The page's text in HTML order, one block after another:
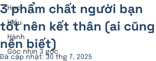
Học
Hiểu
Hành
Góc nhìn 3 gốc
3 phẩm chất người bạn
tốt nên kết thân (ai cũng
nên biết)
Đã cập nhật: 30 thg 7, 2025